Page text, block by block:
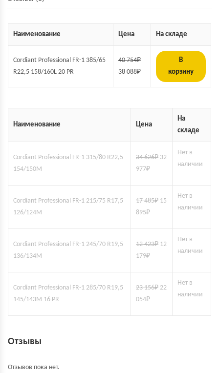
Наименование Цена На складе
Cordiant Professional FR-1 385/65
R22,5 158/160L 20 PR
40 754₽
38 088₽
В
корзину
Наименование Цена
На
складе
Cordiant Professional FR-1 315/80 R22,5
154/150M
34 626₽ 32
977₽
Нет в
наличии
Cordiant Professional FR-1 215/75 R17,5
126/124M
17 485₽ 15
895₽
Нет в
наличии
Cordiant Professional FR-1 245/70 R19,5
136/134M
12 423₽ 12
179₽
Нет в
наличии
Cordiant Professional FR-1 285/70 R19,5
145/143M 16 PR
23 156₽ 22
054₽
Нет в
наличии
Отзывы
Отзывов пока нет.